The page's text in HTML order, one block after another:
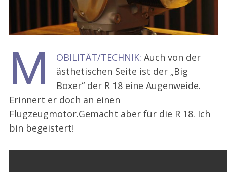
M OBILITÄT/TECHNIK: Auch von der
ästhetischen Seite ist der „Big
Boxer“ der R 18 eine Augenweide.
Erinnert er doch an einen
Flugzeugmotor.Gemacht aber für die R 18. Ich
bin begeistert!